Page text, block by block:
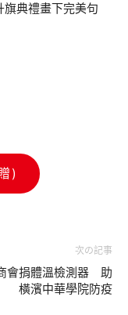
典禮畫下完美句
)
次の記事
會捐體溫檢測器 助
橫濱中華學院防疫